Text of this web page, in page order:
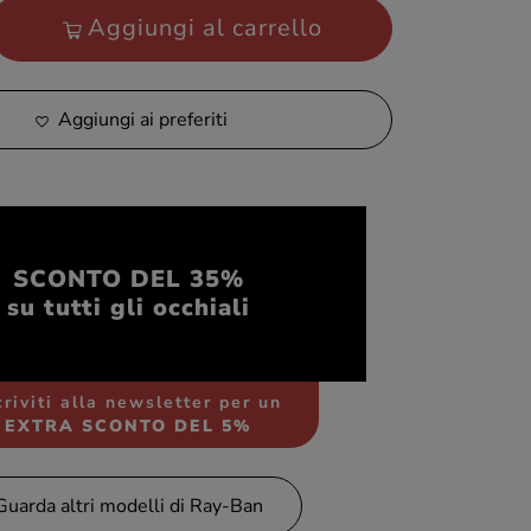
Aggiungi al carrello
Aggiungi ai preferiti
SCONTO DEL 35%
su tutti gli occhiali
alla newsletter per un
EXTRA SCONTO DEL 5%
altri modelli di Ray-Ban